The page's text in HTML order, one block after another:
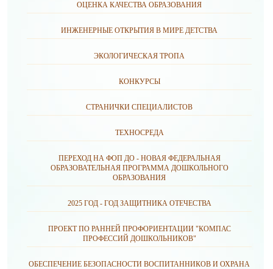
ОЦЕНКА КАЧЕСТВА ОБРАЗОВАНИЯ
ИНЖЕНЕРНЫЕ ОТКРЫТИЯ В МИРЕ ДЕТСТВА
ЭКОЛОГИЧЕСКАЯ ТРОПА
КОНКУРСЫ
СТРАНИЧКИ СПЕЦИАЛИСТОВ
ТЕХНОСРЕДА
ПЕРЕХОД НА ФОП ДО - НОВАЯ ФЕДЕРАЛЬНАЯ
ОБРАЗОВАТЕЛЬНАЯ ПРОГРАММА ДОШКОЛЬНОГО
ОБРАЗОВАНИЯ
2025 ГОД - ГОД ЗАЩИТНИКА ОТЕЧЕСТВА
ПРОЕКТ ПО РАННЕЙ ПРОФОРИЕНТАЦИИ "КОМПАС
ПРОФЕССИЙ ДОШКОЛЬНИКОВ"
ОБЕСПЕЧЕНИЕ БЕЗОПАСНОСТИ ВОСПИТАННИКОВ И ОХРАНА